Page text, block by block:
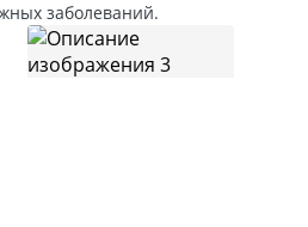
заболеваний.